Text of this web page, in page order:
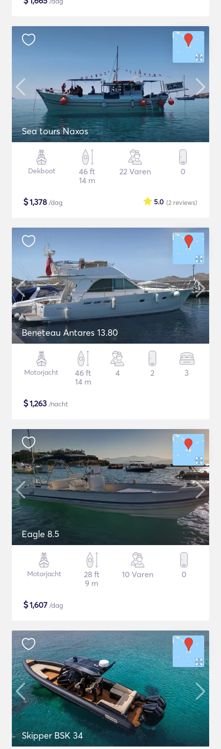
Sea tours Naxos
Dekboot
46 ft
14 m
22 Varen 0
$1,378 /dag (2 reviews)
5.0
Beneteau Antares 13.80
Motorjacht
46 ft
14 m
4 2 3
$1,263 /nacht
Eagle 8.5
Motorjacht
28 ft
9 m
10 Varen 0
$1,607 /dag
Skipper BSK 34